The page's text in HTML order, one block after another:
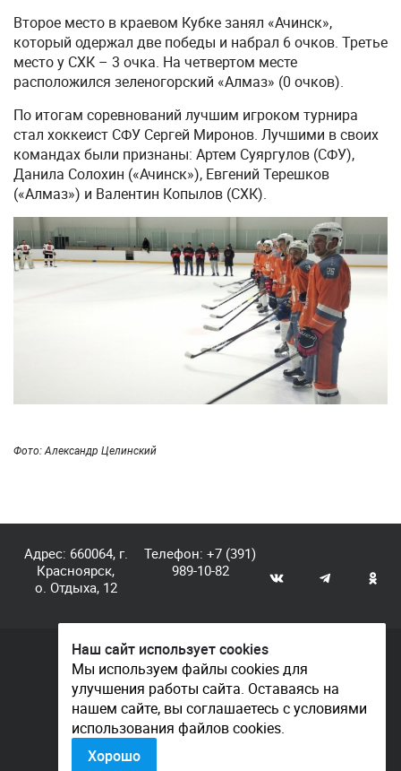
Второе место в краевом Кубке занял «Ачинск»,
который одержал две победы и набрал 6 очков. Третье
место у СХК – 3 очка. На четвертом месте
расположился зеленогорский «Алмаз» (0 очков).
По итогам соревнований лучшим игроком турнира
стал хоккеист СФУ Сергей Миронов. Лучшими в своих
командах были признаны: Артем Суяргулов (СФУ),
Данила Солохин («Ачинск»), Евгений Терешков
(«Алмаз») и Валентин Копылов (СХК).
Фото: Александр Целинский
Адрес: 660064, г.
Красноярск,
о. Отдыха, 12
Телефон:+7 (391)
989-10-82
© КГАУ «Центр спортивной подготовки», 2026
Документы
Политика конфиденциальности
Контакты
Наш сайт использует cookies
Мы используем файлы cookies для
улучшения работы сайта. Оставаясь на
нашем сайте, вы соглашаетесь с условиями
использования файлов cookies.
Хорошо